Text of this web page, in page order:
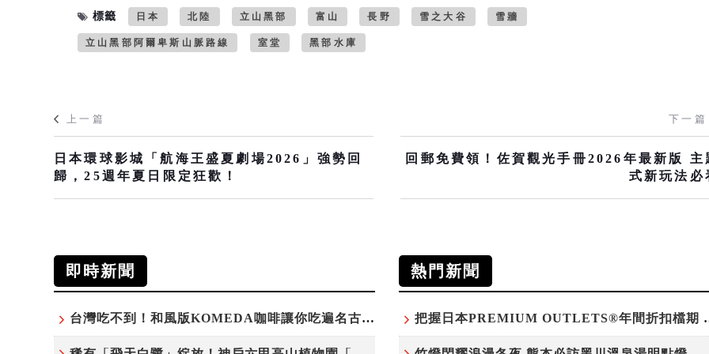
標籤 日本 北陸 立山黑部 富山 長野 雪之大谷 雪牆
立山黑部阿爾卑斯山脈路線 室堂 黑部水庫
上一篇
日本環球影城「航海王盛夏劇場2026」強勢回
歸，25週年夏日限定狂歡！
下一篇
回郵免費領！佐賀觀光手冊2026年最新版 主
式新玩法必
即時新聞
台灣吃不到！和風版KOMEDA咖啡讓你吃遍名古屋在地美食
熱門新聞
把握日本